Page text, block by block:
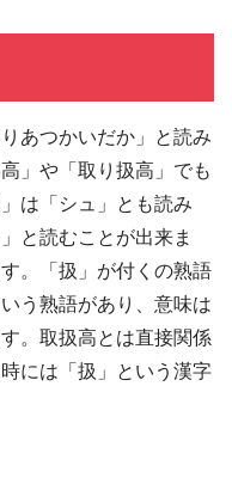
あつかいだか」と読み
」や「取り扱高」でも
は「シュ」とも読み
と読むことが出来ま
。「扱」が付くの熟語
う熟語があり、意味は
。取扱高とは直接関係
には「扱」という漢字